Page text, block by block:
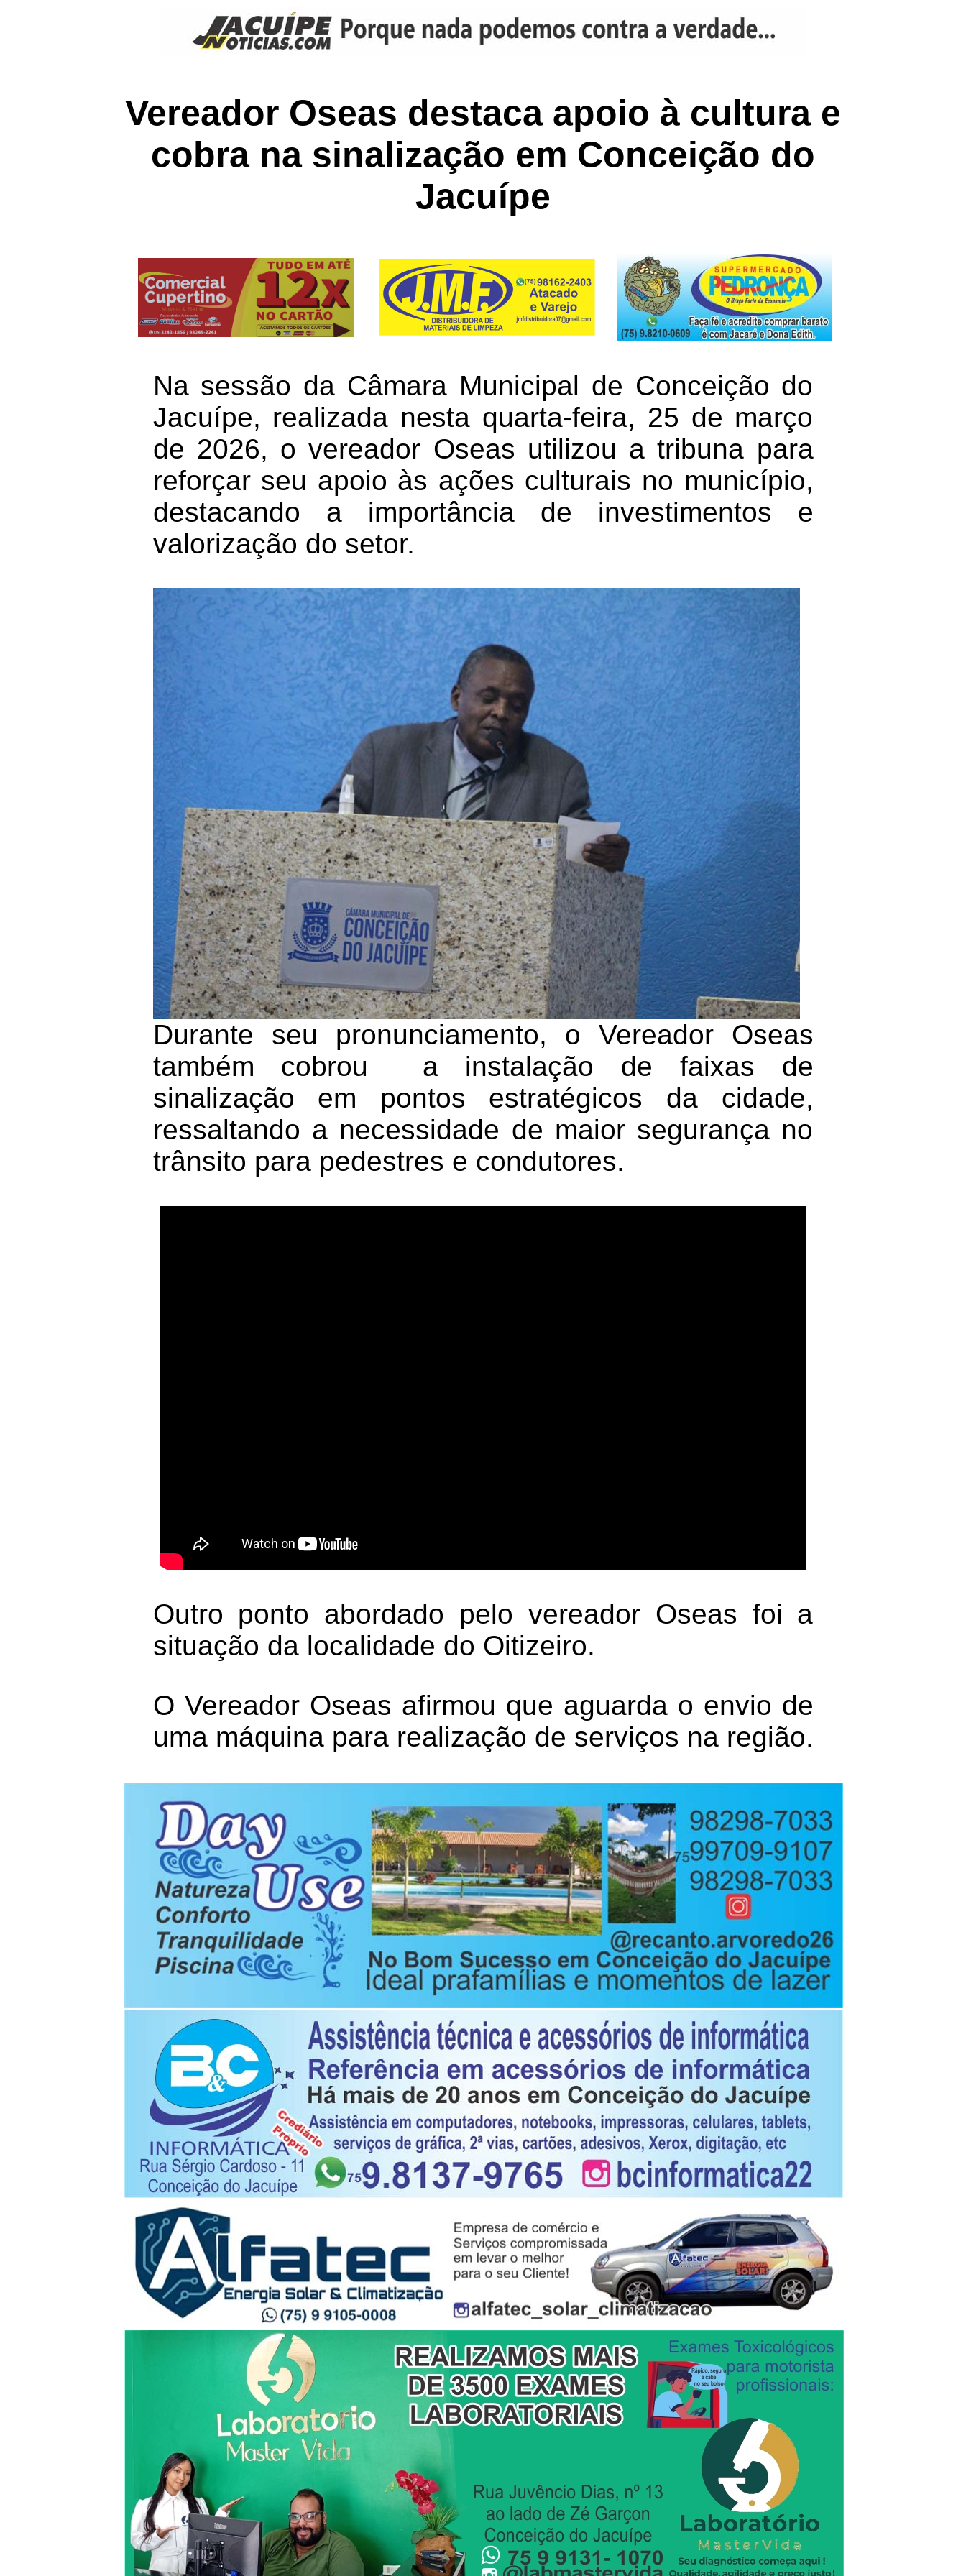
Vereador Oseas destaca apoio à cultura e
cobra na sinalização em Conceição do
Jacuípe
Na sessão da Câmara Municipal de Conceição do
Jacuípe, realizada nesta quarta-feira, 25 de março
de 2026, o vereador Oseas utilizou a tribuna para
reforçar seu apoio às ações culturais no município,
destacando a importância de investimentos e
valorização do setor.
Durante seu pronunciamento, o Vereador Oseas
também cobrou a instalação de faixas de
sinalização em pontos estratégicos da cidade,
ressaltando a necessidade de maior segurança no
trânsito para pedestres e condutores.
Outro ponto abordado pelo vereador Oseas foi a
situação da localidade do Oitizeiro.
O Vereador Oseas afirmou que aguarda o envio de
uma máquina para realização de serviços na região.